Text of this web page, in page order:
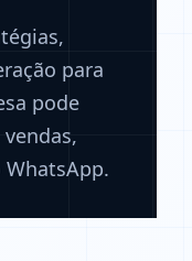
para
pode